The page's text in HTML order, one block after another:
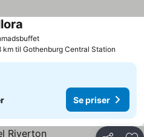
km til Gothenburg Central Station
Se priser